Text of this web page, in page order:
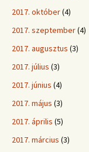
2017. október(4)
2017. szeptember(4)
2017. augusztus (3)
2017. július (3)
2017. június (4)
2017. május (3)
2017. április (5)
2017. március (3)